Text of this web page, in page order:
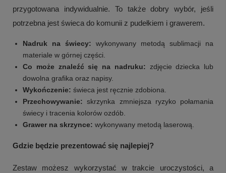
przygotowana indywidualnie. To także dobry wybór, jeśli
potrzebna jest świeca do komunii z pudełkiem i grawerem.
Nadruk na świecy: wykonywany metodą sublimacji na
materiale w górnej części.
Co może znaleźć się na nadruku: zdjęcie dziecka lub
dowolna grafika oraz napisy.
Wykończenie: świeca jest ręcznie zdobiona.
Przechowywanie: skrzynka zmniejsza ryzyko połamania
świecy i tracenia kolorów ozdób.
Grawer na skrzynce: wykonywany metodą laserową.
Gdzie będzie prezentować się najlepiej?
Zestaw możesz wykorzystać w trakcie uroczystości, a